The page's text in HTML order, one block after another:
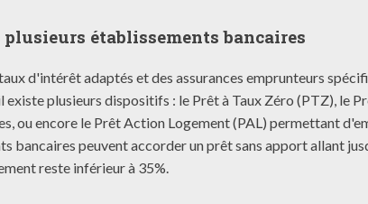
établissements bancaires
d'intérêt adaptés et des assurances emprunteurs
plusieurs dispositifs : le Prêt à Taux Zéro (PTZ), le
ou encore le Prêt Action Logement (PAL) permettant
bancaires peuvent accorder un prêt sans apport allant
reste inférieur à 35%.